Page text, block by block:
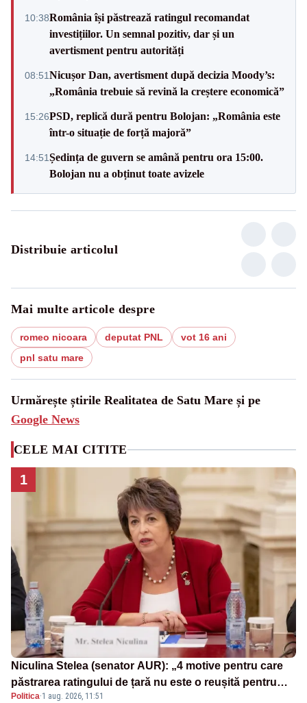
10:38România își păstrează ratingul recomandat
investițiilor. Un semnal pozitiv, dar și un
avertisment pentru autorități
08:51Nicușor Dan, avertisment după decizia Moody’s:
„România trebuie să revină la creștere economică”
15:26PSD, replică dură pentru Bolojan: „România este
într-o situație de forță majoră”
14:51Ședința de guvern se amână pentru ora 15:00.
Bolojan nu a obținut toate avizele
Distribuie articolul
Mai multe articole despre
romeo nicoara deputat PNL
vot 16 ani
pnl satu mare
Urmărește știrile Realitatea de Satu Mare și pe
Google News
CELE MAI CITITE
1
Niculina Stelea (senator AUR): „4 motive pentru care
păstrarea ratingului de țară nu este o reușită pentru
Guvernul Bolojan”
Politica·1 aug. 2026, 11:51